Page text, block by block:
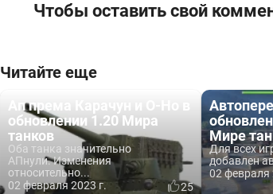
Чтобы оставить свой
Читайте еще
Ап према Карачун и O-Ho в
обновлении 1.20 Мира
танков
Оба танка значительно
АПнули. Изменения
относительно...
02 февраля 2023 г.
25
Мире
Для всех
добавлен
02 февраля